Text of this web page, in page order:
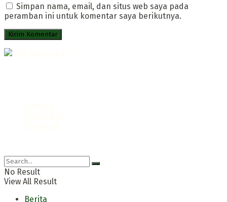
Simpan nama, email, dan situs web saya pada
peramban ini untuk komentar saya berikutnya.
No Result
View All Result
Berita